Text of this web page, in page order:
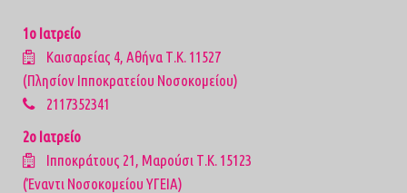
1ο Ιατρείο
Καισαρείας 4, Αθήνα Τ.Κ. 11527
(Πλησίον Ιπποκρατείου Νοσοκομείου)
2117352341
2ο Ιατρείο
Ιπποκράτους 21, Μαρούσι Τ.Κ. 15123
(Έναντι Νοσοκομείου ΥΓΕΙΑ)